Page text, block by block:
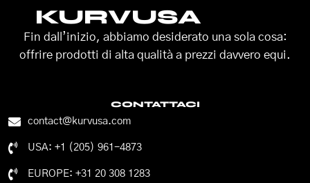
KURVUSA
Fin dall’inizio, abbiamo desiderato una sola cosa:
offrire prodotti di alta qualità a prezzi davvero equi.
CONTATTACI
contact@kurvusa.com
USA: +1 (205) 961-4873
EUROPE: +31 20 308 1283